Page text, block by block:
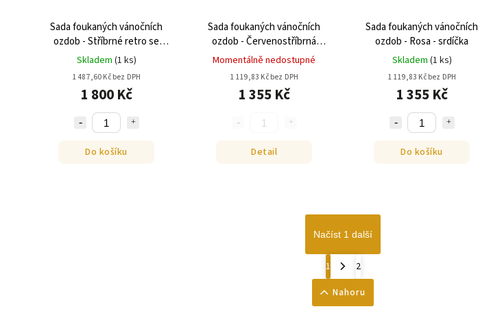
Sada foukaných vánočních
ozdob - Stříbrné retro se
zvonky
Skladem (1 ks)
1 487,60 Kč bez DPH
1 800 Kč
Do košíku
Sada foukaných vánočních
ozdob - Červenostříbrná
fantazie - srdíčka
Momentálně nedostupné
1 119,83 Kč bez DPH
1 355 Kč
Detail
Sada foukaných vánočních
ozdob - Rosa - srdíčka
Skladem (1 ks)
1 119,83 Kč bez DPH
1 355 Kč
Do košíku
Načíst 1 další
1
2
Nahoru